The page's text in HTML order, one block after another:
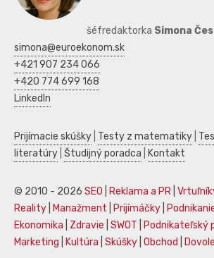
šéfredaktorka Simona
simona@euroekonom.sk
+421 907 234 066
+420 774 699 168
LinkedIn
Prijímacie skúšky Testy z matematiky
literatúry Študijný poradca Kontakt
© 2010 - 2026 SEO Reklama a PR
Reality
Manažment Prijímáčky
Ekonomika
Zdravie SWOT Podnikateľský
Marketing
Kultúra Skúšky Obchod